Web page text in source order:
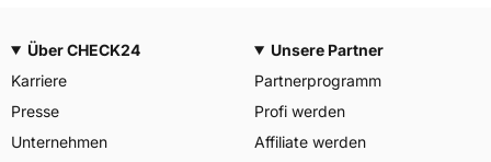
Über CHECK24
Karriere
Presse
Unternehmen
Unsere Partner
Partnerprogramm
Profi werden
Affiliate werden